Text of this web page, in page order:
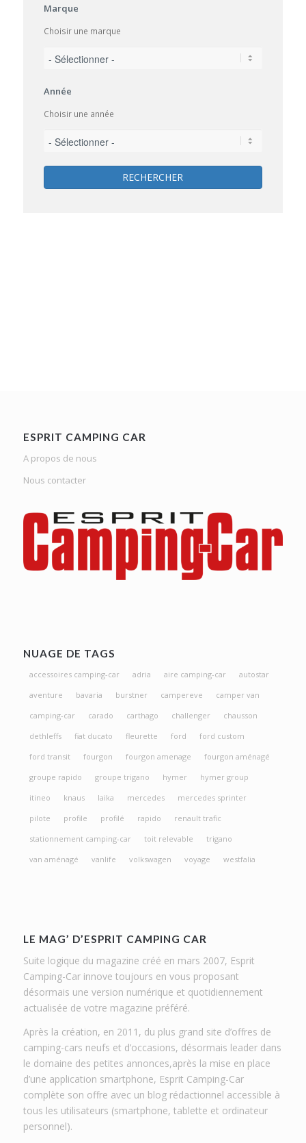
Marque
Choisir une marque
Année
Choisir une année
RECHERCHER
ESPRIT CAMPING CAR
A propos de nous
Nous contacter
NUAGE DE TAGS
accessoires camping-car adria aire camping-car
autostar
aventure
bavaria burstner campereve
camper van
camping-car
carado carthago challenger
chausson
dethleffs
fiat ducato fleurette ford
ford custom
ford transit
fourgon fourgon amenage
fourgon aménagé
groupe rapido
groupe trigano hymer
hymer group
itineo
knaus laika mercedes
mercedes sprinter
pilote
profile profilé rapido
renault trafic
stationnement camping-car
toit relevable
trigano
van aménagé
vanlife volkswagen voyage westfalia
LE MAG’ D’ESPRIT CAMPING CAR
Suite logique du magazine créé en mars 2007, Esprit
Camping-Car innove toujours en vous proposant
désormais une version numérique et quotidiennement
actualisée de votre magazine préféré.
Après la création, en 2011, du plus grand site d’offres de
camping-cars neufs et d’occasions, désormais leader dans
le domaine des petites annonces,après la mise en place
d’une application smartphone, Esprit Camping-Car
complète son offre avec un blog rédactionnel accessible à
tous les utilisateurs (smartphone, tablette et ordinateur
personnel).